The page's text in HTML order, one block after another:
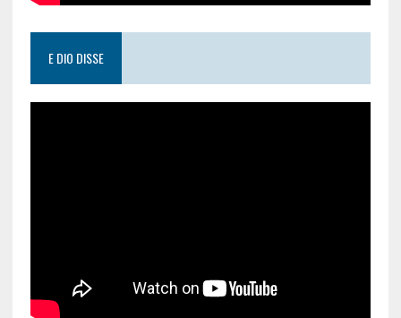
E DIO DISSE